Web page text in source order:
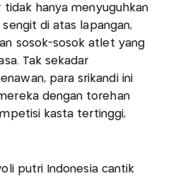
tidak hanya menyuguhkan
di atas lapangan,
sosok-sosok atlet yang
Tak sekadar
para srikandi ini
dengan torehan
kasta tertinggi,
putri Indonesia cantik